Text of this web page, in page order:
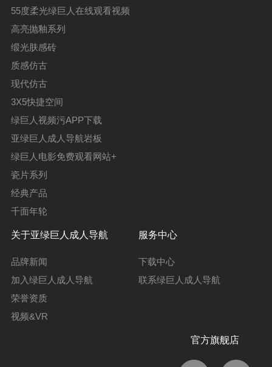
55度柔光绿巨人在线观看视频
高亮抛釉系列
缎光肤感砖
质感仿古
现代仿古
3X5快捷空间
绿巨人视频污APP下载
亚绿巨人成人导航岩板
绿巨人电影免费观看网站+
瓷片系列
经典产品
千面年轮
关于亚绿巨人成人导航
品牌新闻
加入绿巨人成人导航
荣誉资质
视频&VR
服务中心
下载中心
联系绿巨人成人导航
官方旗舰店